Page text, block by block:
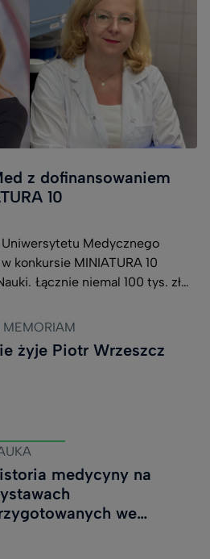
z dofinansowaniem
10
Medycznego
konkursie MINIATURA 10
Łącznie niemal 100 tys. zł
badawczych oraz
metod leczenia
z Katedry i Zakładu
uzyskała finansowanie w
realizację projektu Opracowanie
w procesie
to zależna od żelaza
MEMORIAM
żyje Piotr Wrzeszcz
medycyny na
we